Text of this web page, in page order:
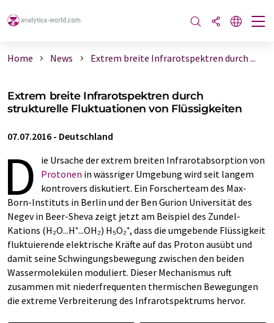
Home News Extrem breite Infrarotspektren durch ...
Extrem breite Infrarotspektren durch
strukturelle Fluktuationen von Flüssigkeiten
07.07.2016 - Deutschland
D
ie Ursache der extrem breiten Infrarotabsorption von
Protonen in wässriger Umgebung wird seit langem
kontrovers diskutiert. Ein Forscherteam des Max-
Born-Instituts in Berlin und der Ben Gurion Universität des
Negev in Beer-Sheva zeigt jetzt am Beispiel des Zundel-
Kations (H₂O...H⁺...OH₂) H₅O₂⁺, dass die umgebende Flüssigkeit
fluktuierende elektrische Kräfte auf das Proton ausübt und
damit seine Schwingungsbewegung zwischen den beiden
Wassermolekülen moduliert. Dieser Mechanismus ruft
zusammen mit niederfrequenten thermischen Bewegungen
die extreme Verbreiterung des Infrarotspektrums hervor.